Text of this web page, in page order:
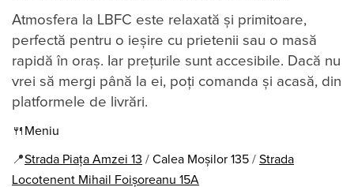
Atmosfera la LBFC este relaxată și primitoare,
perfectă pentru o ieșire cu prietenii sau o masă
rapidă în oraș. Iar prețurile sunt accesibile. Dacă nu
vrei să mergi până la ei, poți comanda și acasă, din
platformele de livrări.
🍴 Meniu
📍Strada Piața Amzei 13 / Calea Moșilor 135 / Strada
Locotenent Mihail Foișoreanu 15A